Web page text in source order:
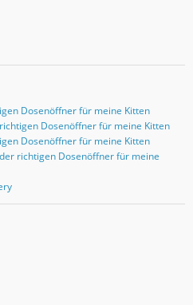
Dosenöffner für meine Kitten
Dosenöffner für meine Kitten
Dosenöffner für meine Kitten
richtigen Dosenöffner für meine